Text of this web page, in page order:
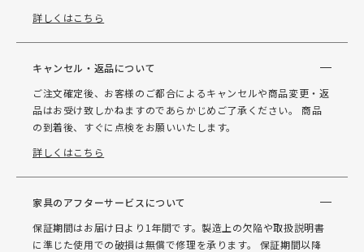
詳しくはこちら
キャンセル・返品について
ご注文確定後、お客様のご都合によるキャンセルや商品変更・返
品はお受け致しかねますのであらかじめご了承ください。 商品
の到着後、すぐに点検をお願いいたします。
詳しくはこちら
家具のアフターサービスについて
保証期間はお届け日より1年間です。製造上の欠陥や取扱説明書
に準じた使用での破損は無償で修理を承ります。 保証期間以降